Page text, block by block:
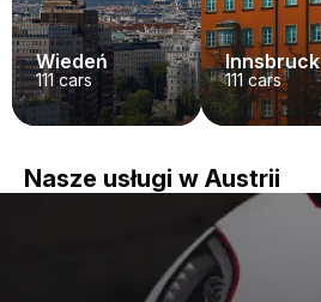
Wiedeń
111cars
Innsbruck
111 cars
Nasze usługi w Austrii